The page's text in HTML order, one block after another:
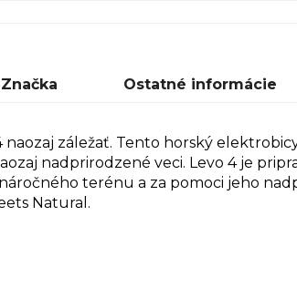
Značka Ostatné informácie
záležať. Tento horský
nadprirodzené veci. Levo 4 je
terénu a za pomoci jeho
Natural.